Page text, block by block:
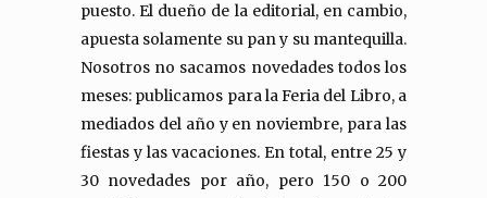
puesto. El dueño de la editorial, en cambio,
apuesta solamente su pan y su mantequilla.
Nosotros no sacamos novedades todos los
meses: publicamos para la Feria del Libro, a
mediados del año y en noviembre, para las
fiestas y las vacaciones. En total, entre 25 y
30 novedades por año, pero 150 o 200